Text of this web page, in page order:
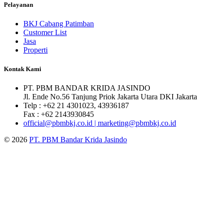
Pelayanan
BKJ Cabang Patimban
Customer List
Jasa
Properti
Kontak Kami
PT. PBM BANDAR KRIDA JASINDO
Jl. Ende No.56 Tanjung Priok Jakarta Utara DKI Jakarta
Telp : +62 21 4301023, 43936187
Fax : +62 2143930845
official@pbmbkj.co.id | marketing@pbmbkj.co.id
© 2026 PT. PBM Bandar Krida Jasindo